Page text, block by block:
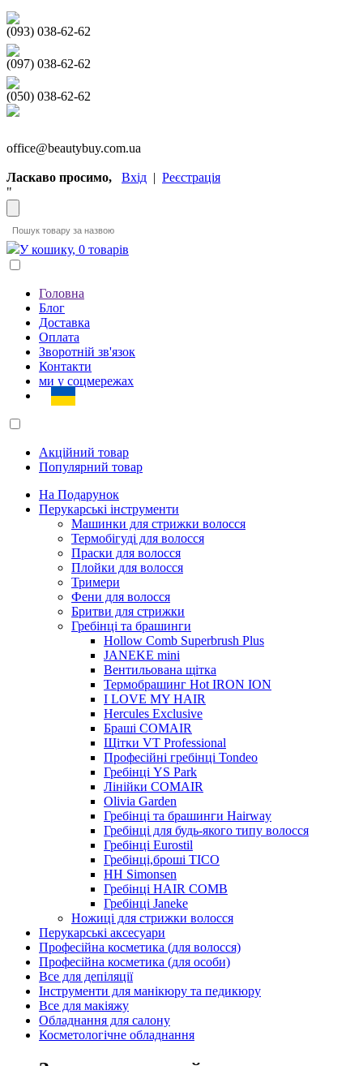
(093) 038-62-62
(097) 038-62-62
(050) 038-62-62
office@beautybuy.com.ua
Ласкаво просимо, Вхід | Реєстрація
"
У кошику, 0 товарів
Головна
Блог
Доставка
Оплата
Зворотній зв'язок
Контакти
ми у соцмережах
Акційний товар
Популярний товар
На Подарунок
Перукарські інструменти
Машинки для стрижки волосся
Термобігуді для волосся
Праски для волосся
Плойки для волосся
Тримери
Фени для волосся
Бритви для стрижки
Гребінці та брашинги
Hollow Comb Superbrush Plus
JANEKE mini
Вентильована щітка
Термобрашинг Hot IRON ION
I LOVE MY HAIR
Hercules Exclusive
Браші COMAIR
Щітки VT Professional
Професійні гребінці Tondeo
Гребінці YS Park
Лінійки COMAIR
Olivia Garden
Гребінці та брашинги Hairway
Гребінці для будь-якого типу волосся
Гребінці Eurostil
Гребінці,броші TICO
HH Simonsen
Гребінці HAIR COMB
Гребінці Janeke
Ножиці для стрижки волосся
Перукарські аксесуари
Професійна косметика (для волосся)
Професійна косметика (для особи)
Все для депіляції
Інструменти для манікюру та педикюру
Все для макіяжу
Обладнання для салону
Косметологічне обладнання